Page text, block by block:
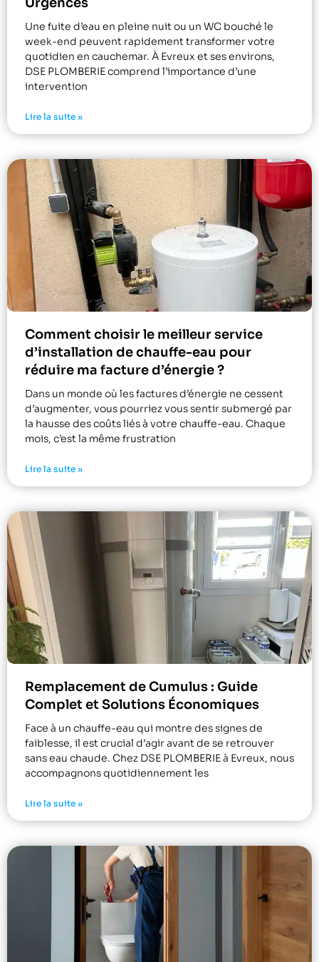
Une fuite d’eau en pleine nuit ou un WC bouché le
week-end peuvent rapidement transformer votre
quotidien en cauchemar. À Evreux et ses environs,
DSE PLOMBERIE comprend l’importance d’une
intervention
Lire la suite »
Comment choisir le meilleur service
d’installation de chauffe-eau pour
réduire ma facture d’énergie ?
Dans un monde où les factures d’énergie ne cessent
d’augmenter, vous pourriez vous sentir submergé par
la hausse des coûts liés à votre chauffe-eau. Chaque
mois, c’est la même frustration
Lire la suite »
Remplacement de Cumulus : Guide
Complet et Solutions Économiques
Face à un chauffe-eau qui montre des signes de
faiblesse, il est crucial d’agir avant de se retrouver
sans eau chaude. Chez DSE PLOMBERIE à Evreux, nous
accompagnons quotidiennement les
Lire la suite »